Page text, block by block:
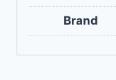
Brand